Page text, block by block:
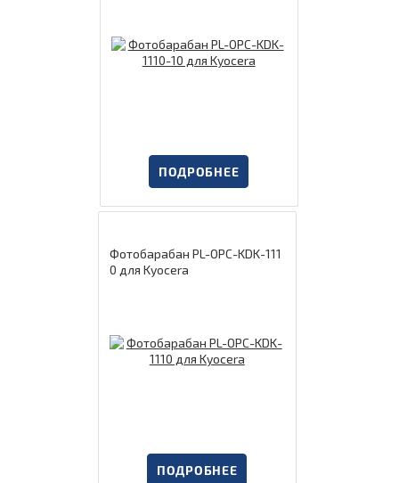
ПОДРОБНЕЕ
Фотобарабан PL-OPC-KDK-111
0 для Kyocera
ПОДРОБНЕЕ